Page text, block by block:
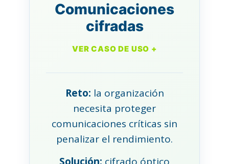
Comunicaciones
cifradas
VER CASO DE USO +
Reto: la organización
necesita proteger
comunicaciones críticas sin
penalizar el rendimiento.